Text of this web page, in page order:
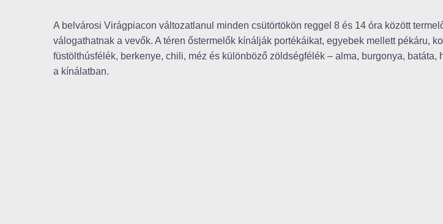
A belvárosi Virágpiacon változatlanul minden csütörtökön reggel 8 és 14 óra között
válogathatnak a vevők. A téren őstermelők kínálják portékáikat, egyebek mellett pékáru,
füstölthúsfélék, berkenye, chili, méz és különböző zöldségfélék – alma, burgonya, batáta,
a kínálatban.